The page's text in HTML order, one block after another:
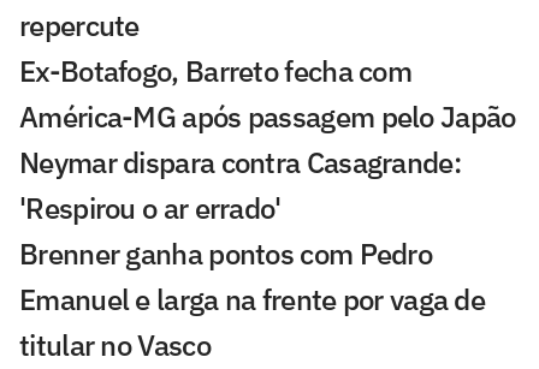
repercute
Ex-Botafogo, Barreto fecha com
América-MG após passagem pelo Japão
Neymar dispara contra Casagrande:
'Respirou o ar errado'
Brenner ganha pontos com Pedro
Emanuel e larga na frente por vaga de
titular no Vasco